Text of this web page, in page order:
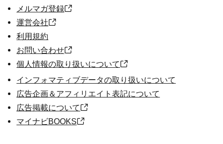
メルマガ登録
運営会社
利用規約
お問い合わせ
個人情報の取り扱いについて
インフォマティブデータの取り扱いについて
広告企画＆アフィリエイト表記について
広告掲載について
マイナビBOOKS